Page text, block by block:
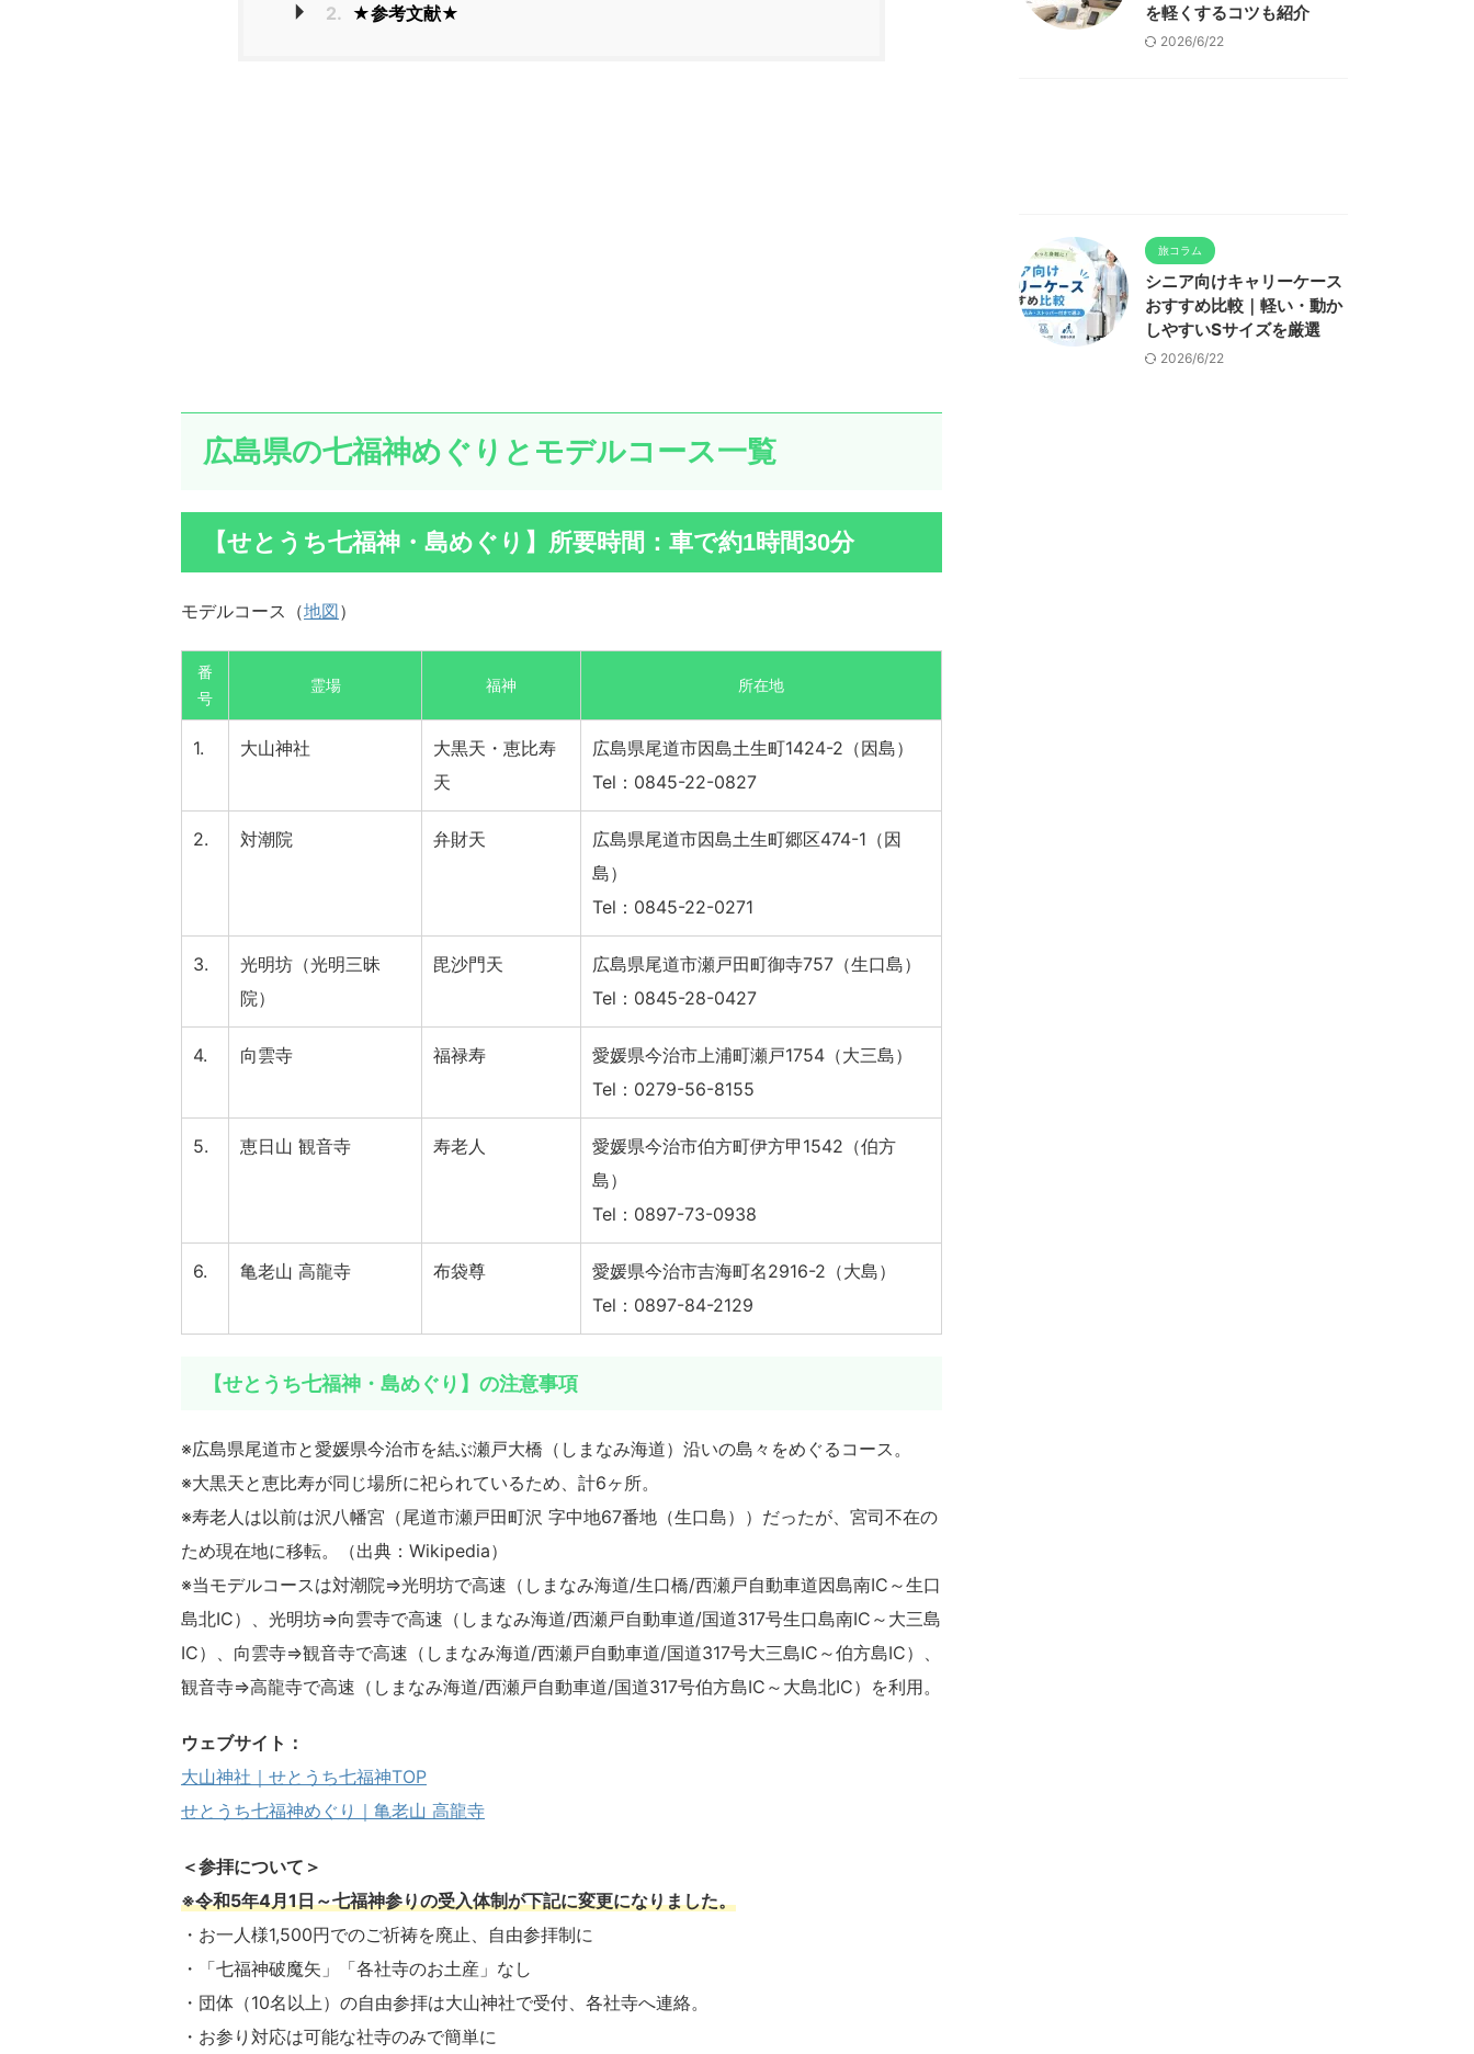
2. ★参考文献★
広島県の七福神めぐりとモデルコース一覧
【せとうち七福神・島めぐり】所要時間：車で約1時間30分
モデルコース（地図）
番
号
霊場 福神 所在地
1. 大山神社
大黒天・恵比寿
天
広島県尾道市因島土生町1424-2（因島）
Tel：0845-22-0827
2. 対潮院 弁財天
広島県尾道市因島土生町郷区474-1（因
島）
Tel：0845-22-0271
3.
光明坊（光明三昧
院）
毘沙門天
広島県尾道市瀬戸田町御寺757（生口島）
Tel：0845-28-0427
4. 向雲寺 福禄寿
愛媛県今治市上浦町瀬戸1754（大三島）
Tel：0279-56-8155
5. 恵日山 観音寺 寿老人
愛媛県今治市伯方町伊方甲1542（伯方
島）
Tel：0897-73-0938
6. 亀老山 高龍寺 布袋尊
愛媛県今治市吉海町名2916-2（大島）
Tel：0897-84-2129
【せとうち七福神・島めぐり】の注意事項
※広島県尾道市と愛媛県今治市を結ぶ瀬戸大橋（しまなみ海道）沿いの島々をめぐるコース。
※大黒天と恵比寿が同じ場所に祀られているため、計6ヶ所。
※寿老人は以前は沢八幡宮（尾道市瀬戸田町沢 字中地67番地（生口島））だったが、宮司不在の
ため現在地に移転。（出典：Wikipedia）
※当モデルコースは対潮院⇒光明坊で高速（しまなみ海道/生口橋/西瀬戸自動車道因島南IC～生口
島北IC）、光明坊⇒向雲寺で高速（しまなみ海道/西瀬戸自動車道/国道317号生口島南IC～大三島
IC）、向雲寺⇒観音寺で高速（しまなみ海道/西瀬戸自動車道/国道317号大三島IC～伯方島IC）、
観音寺⇒高龍寺で高速（しまなみ海道/西瀬戸自動車道/国道317号伯方島IC～大島北IC）を利用。
ウェブサイト：
大山神社｜せとうち七福神TOP
せとうち七福神めぐり｜亀老山 高龍寺
＜参拝について＞
※令和5年4月1日～七福神参りの受入体制が下記に変更になりました。
・お一人様1,500円でのご祈祷を廃止、自由参拝制に
・「七福神破魔矢」「各社寺のお土産」なし
・団体（10名以上）の自由参拝は大山神社で受付、各社寺へ連絡。
・お参り対応は可能な社寺のみで簡単に
を軽くするコツも紹介
2026/6/22
旅コラム
シニア向けキャリーケース
おすすめ比較｜軽い・動か
しやすいSサイズを厳選
2026/6/22